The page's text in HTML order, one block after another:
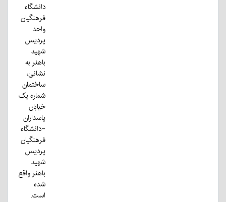
دانشگاه
فرهنگیان
واحد
پردیس
شهید
باهنر به
نشانی،
ساختمان
شماره یک
خیابان
پاسداران
-دانشگاه
فرهنگیان
پردیس
شهید
باهنر واقع
شده
است.